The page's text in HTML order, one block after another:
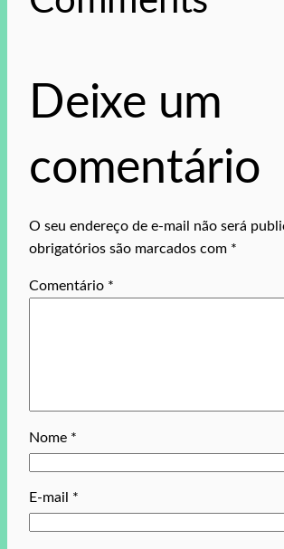
Deixe um
comentário
O seu endereço de e-mail não será
obrigatórios são marcados com *
Comentário *
Nome *
E-mail *